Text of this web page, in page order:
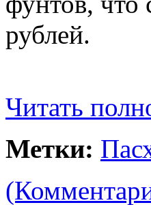
рублей.
Читать
Метки: